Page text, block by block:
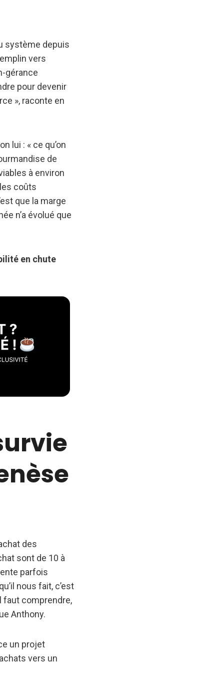
système depuis
vers
gérance
pour devenir
», raconte en
lui : « ce qu’on
de
à environ
coûts
que la marge
n’a évolué que
en chute
des
sont de 10 à
parfois
nous fait, c’est
faut comprendre,
Anthony.
un projet
vers un